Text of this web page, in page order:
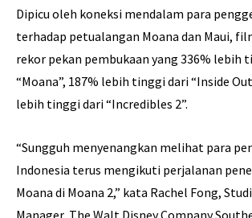
Dipicu oleh koneksi mendalam para
terhadap petualangan Moana dan Maui,
rekor pekan pembukaan yang 336% lebih
“Moana”, 187% lebih tinggi dari “Inside Out
lebih tinggi dari “Incredibles 2”.
“Sungguh menyenangkan melihat para
Indonesia terus mengikuti perjalanan
Moana di Moana 2,” kata Rachel Fong,
Manager, The Walt Disney Company